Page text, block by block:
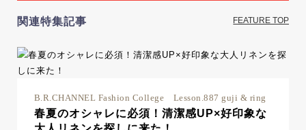
関連特集記事 FEATURE TOP
B.R.CHANNEL Fashion College Lesson.887 guji & ring
春夏のオシャレに必須！清潔感UP×好印象な